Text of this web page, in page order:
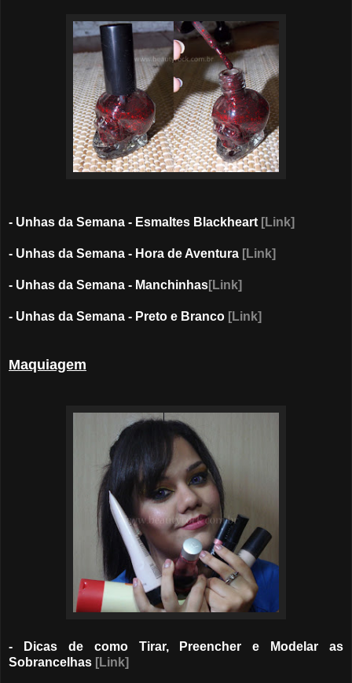
- Unhas da Semana - Esmaltes Blackheart [Link]
- Unhas da Semana - Hora de Aventura [Link]
- Unhas da Semana - Manchinhas[Link]
- Unhas da Semana - Preto e Branco [Link]
Maquiagem
- Dicas de como Tirar, Preencher e Modelar as
Sobrancelhas [Link]